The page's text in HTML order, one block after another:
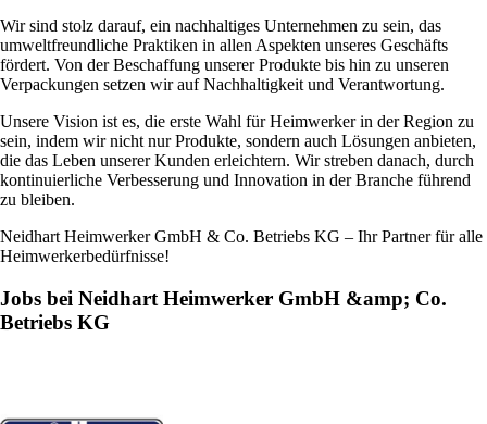
Wir sind stolz darauf, ein nachhaltiges Unternehmen zu sein, das
umweltfreundliche Praktiken in allen Aspekten unseres Geschäfts
fördert. Von der Beschaffung unserer Produkte bis hin zu unseren
Verpackungen setzen wir auf Nachhaltigkeit und Verantwortung.
Unsere Vision ist es, die erste Wahl für Heimwerker in der Region zu
sein, indem wir nicht nur Produkte, sondern auch Lösungen anbieten,
die das Leben unserer Kunden erleichtern. Wir streben danach, durch
kontinuierliche Verbesserung und Innovation in der Branche führend
zu bleiben.
Neidhart Heimwerker GmbH & Co. Betriebs KG – Ihr Partner für alle
Heimwerkerbedürfnisse!
Jobs bei Neidhart Heimwerker GmbH &amp; Co.
Betriebs KG